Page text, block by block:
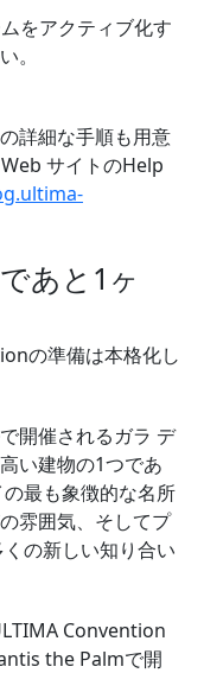
をアクティブ化す
。
詳細な手順も用意
サイトのHelp
あと1ヶ
の準備は本格化し
開催されるガラ デ
い建物の1つであ
最も象徴的な名所
雰囲気、そしてプ
の新しい知り合い
Convention
the Palmで開